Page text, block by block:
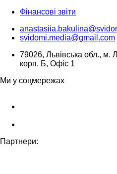
Фінансові звіти
svidomi.media@gmail.com
79026, Львівська обл., м.
корп. Б, Офіс 1
Ми у соцмережах
Партнери: